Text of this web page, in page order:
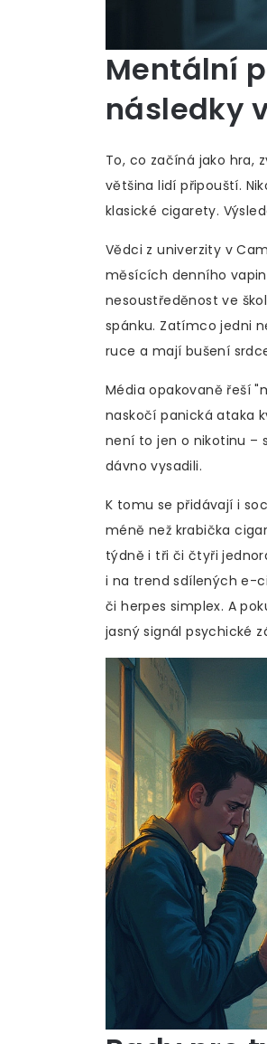
Mentální
následky
To, co začíná jako hra,
většina lidí připouští.
klasické cigarety.
Vědci z univerzity v
měsících denního
nesoustředěnost ve
spánku. Zatímco jedni
ruce a mají bušení
Média opakovaně řeší
naskočí panická ataka
není to jen o nikotinu –
dávno vysadili.
K tomu se přidávají i
méně než krabička
týdně i tři či čtyři
i na trend sdílených e-
či herpes simplex. A
jasný signál psychické